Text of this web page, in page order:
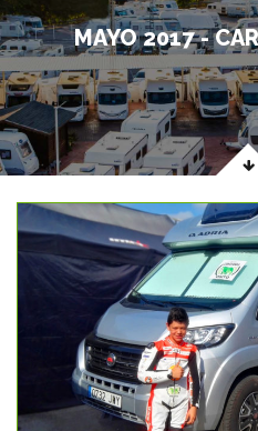
MAYO 2017 -